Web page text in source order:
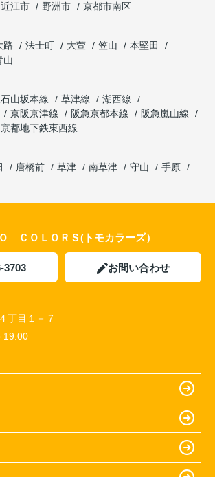
江市 野洲市
京都市南区
路 法士町 大萱 笠山
本堅田
山
山坂本線 草津線
湖西線
京阪京津線 阪急京都本線
阪急嵐山線
京都地下鉄東西線
唐橋前 草津 南草津 守山
手原
ＣＯＬＯＲＳ(トモカラーズ）
3703 お問い合わせ
丁目１－７
19:00